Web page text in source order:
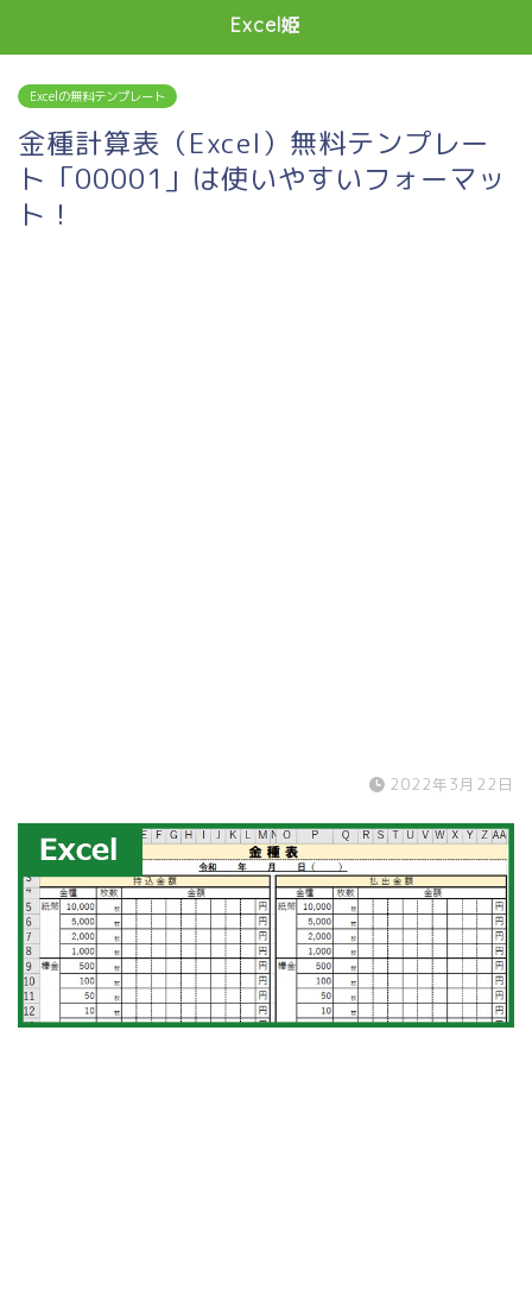
Excel姫
Excelの無料テンプレート
金種計算表（Excel）無料テンプレー
ト「00001」は使いやすいフォーマッ
ト！
2022年3月22日